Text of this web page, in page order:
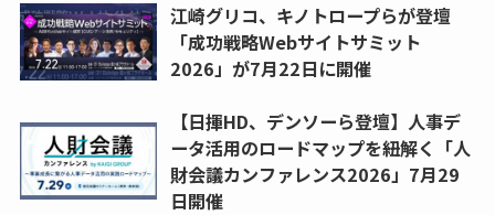
江崎グリコ、キノトロープらが登壇
「成功戦略Webサイトサミット
2026」が7月22日に開催
【日揮HD、デンソーら登壇】人事デ
ータ活用のロードマップを紐解く「人
財会議カンファレンス2026」7月29
日開催